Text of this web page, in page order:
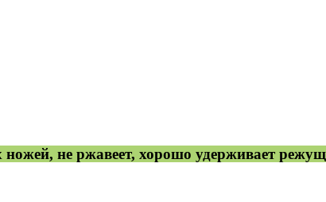
не ржавеет, хорошо удерживает